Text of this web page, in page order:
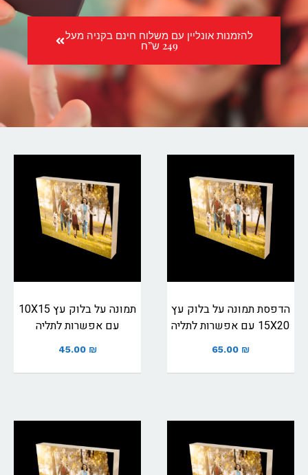
להזמנות אונליין עם משלוח חינם בקניה מעל
249 ש”ח
הדפסת תמונה על בלוק עץ
15X20 עם אפשרות לתליה
65.00 ₪
תמונה על בלוק עץ 10X15
עם אפשרות לתליה
45.00 ₪